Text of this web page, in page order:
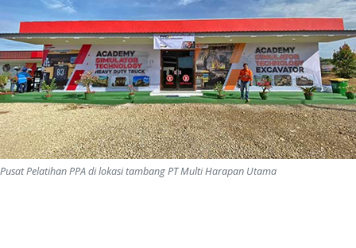
Pusat Pelatihan PPA di lokasi tambang PT Multi Harapan Utama